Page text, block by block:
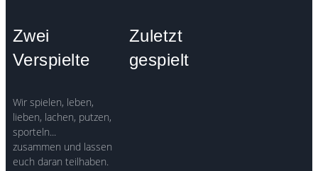
Zwei
Verspielte
Wir spielen, leben,
lieben, lachen, putzen,
sporteln...
zusammen und lassen
euch daran teilhaben.
Zuletzt
gespielt